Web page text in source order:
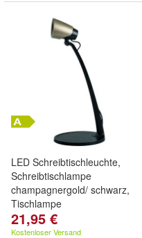
LED Schreibtischleuchte,
Schreibtischlampe
champagnergold/ schwarz,
Tischlampe
21,95 €
Kostenloser Versand